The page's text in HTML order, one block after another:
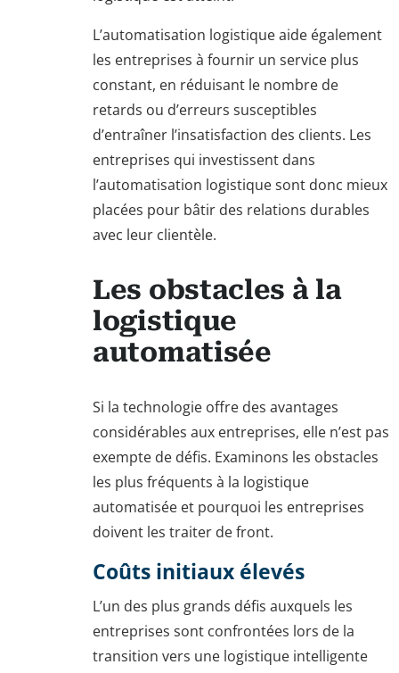
L’automatisation logistique aide également
les entreprises à fournir un service plus
constant, en réduisant le nombre de
retards ou d’erreurs susceptibles
d’entraîner l’insatisfaction des clients. Les
entreprises qui investissent dans
l’automatisation logistique sont donc mieux
placées pour bâtir des relations durables
avec leur clientèle.
Les obstacles à la
logistique
automatisée
Si la technologie offre des avantages
considérables aux entreprises, elle n’est pas
exempte de défis. Examinons les obstacles
les plus fréquents à la logistique
automatisée et pourquoi les entreprises
doivent les traiter de front.
Coûts initiaux élevés
L’un des plus grands défis auxquels les
entreprises sont confrontées lors de la
transition vers une logistique intelligente